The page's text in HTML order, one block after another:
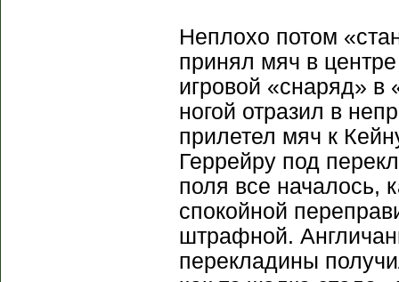
Неплохо потом
принял мяч в
игровой «снаряд» в
ногой отразил в
прилетел мяч к
Геррейру под
поля все началось,
спокойной
штрафной.
перекладины